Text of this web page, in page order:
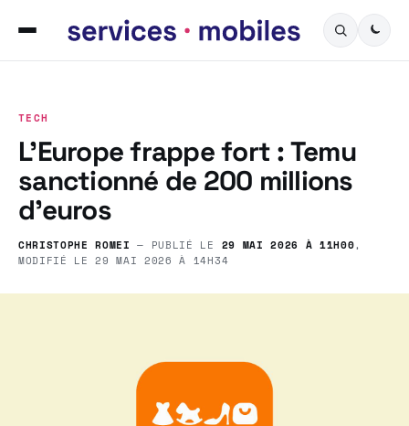
TECH
L’Europe frappe fort : Temu
sanctionné de 200 millions
d’euros
CHRISTOPHE ROMEI — PUBLIÉ LE 29 MAI 2026 À 11H00,
MODIFIÉ LE29 MAI 2026 À 14H34